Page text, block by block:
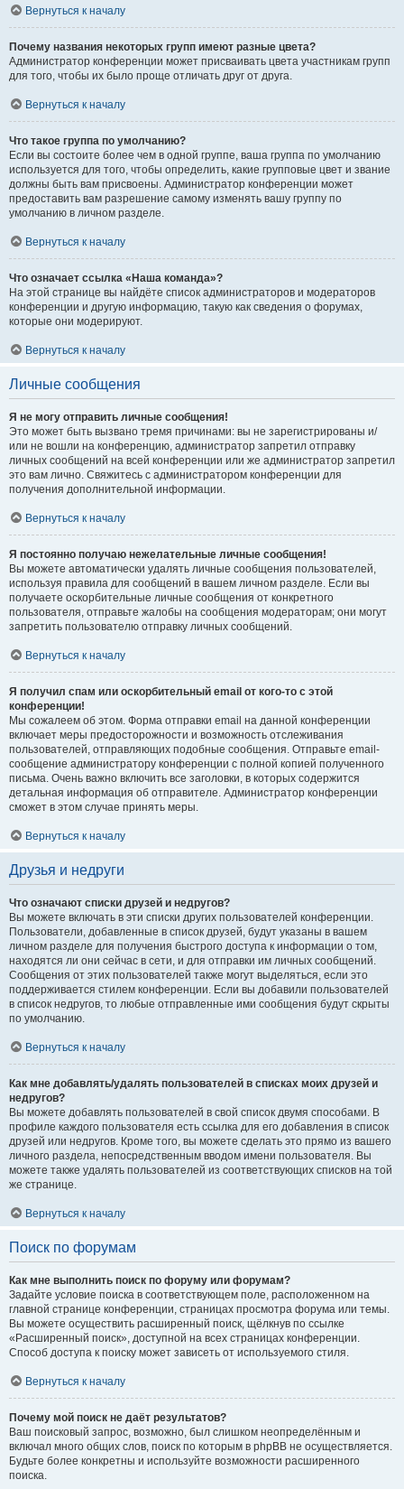
Вернуться к началу
Почему названия некоторых групп имеют разные цвета?
Администратор конференции может присваивать цвета участникам групп
для того, чтобы их было проще отличать друг от друга.
Вернуться к началу
Что такое группа по умолчанию?
Если вы состоите более чем в одной группе, ваша группа по умолчанию
используется для того, чтобы определить, какие групповые цвет и звание
должны быть вам присвоены. Администратор конференции может
предоставить вам разрешение самому изменять вашу группу по
умолчанию в личном разделе.
Вернуться к началу
Что означает ссылка «Наша команда»?
На этой странице вы найдёте список администраторов и модераторов
конференции и другую информацию, такую как сведения о форумах,
которые они модерируют.
Вернуться к началу
Личные сообщения
Я не могу отправить личные сообщения!
Это может быть вызвано тремя причинами: вы не зарегистрированы и/
или не вошли на конференцию, администратор запретил отправку
личных сообщений на всей конференции или же администратор запретил
это вам лично. Свяжитесь с администратором конференции для
получения дополнительной информации.
Вернуться к началу
Я постоянно получаю нежелательные личные сообщения!
Вы можете автоматически удалять личные сообщения пользователей,
используя правила для сообщений в вашем личном разделе. Если вы
получаете оскорбительные личные сообщения от конкретного
пользователя, отправьте жалобы на сообщения модераторам; они могут
запретить пользователю отправку личных сообщений.
Вернуться к началу
Я получил спам или оскорбительный email от кого-то с этой
конференции!
Мы сожалеем об этом. Форма отправки email на данной конференции
включает меры предосторожности и возможность отслеживания
пользователей, отправляющих подобные сообщения. Отправьте email-
сообщение администратору конференции с полной копией полученного
письма. Очень важно включить все заголовки, в которых содержится
детальная информация об отправителе. Администратор конференции
сможет в этом случае принять меры.
Вернуться к началу
Друзья и недруги
Что означают списки друзей и недругов?
Вы можете включать в эти списки других пользователей конференции.
Пользователи, добавленные в список друзей, будут указаны в вашем
личном разделе для получения быстрого доступа к информации о том,
находятся ли они сейчас в сети, и для отправки им личных сообщений.
Сообщения от этих пользователей также могут выделяться, если это
поддерживается стилем конференции. Если вы добавили пользователей
в список недругов, то любые отправленные ими сообщения будут скрыты
по умолчанию.
Вернуться к началу
Как мне добавлять/удалять пользователей в списках моих друзей и
недругов?
Вы можете добавлять пользователей в свой список двумя способами. В
профиле каждого пользователя есть ссылка для его добавления в список
друзей или недругов. Кроме того, вы можете сделать это прямо из вашего
личного раздела, непосредственным вводом имени пользователя. Вы
можете также удалять пользователей из соответствующих списков на той
же странице.
Вернуться к началу
Поиск по форумам
Как мне выполнить поиск по форуму или форумам?
Задайте условие поиска в соответствующем поле, расположенном на
главной странице конференции, страницах просмотра форума или темы.
Вы можете осуществить расширенный поиск, щёлкнув по ссылке
«Расширенный поиск», доступной на всех страницах конференции.
Способ доступа к поиску может зависеть от используемого стиля.
Вернуться к началу
Почему мой поиск не даёт результатов?
Ваш поисковый запрос, возможно, был слишком неопределённым и
включал много общих слов, поиск по которым в phpBB не осуществляется.
Будьте более конкретны и используйте возможности расширенного
поиска.